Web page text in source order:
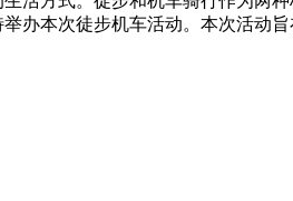
办本次徒步机车活动。本次活动